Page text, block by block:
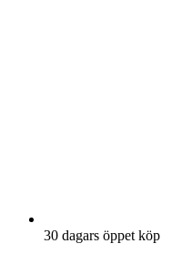
30 dagars öppet köp